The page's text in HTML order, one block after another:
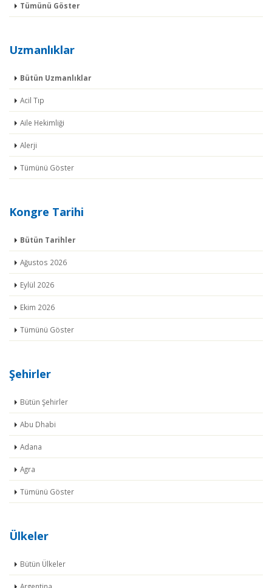
Tümünü Göster
Uzmanlıklar
Bütün Uzmanlıklar
Acil Tıp
Aile Hekimliği
Alerji
Tümünü Göster
Kongre Tarihi
Bütün Tarihler
Ağustos 2026
Eylül 2026
Ekim 2026
Tümünü Göster
Şehirler
Bütün Şehirler
Abu Dhabi
Adana
Agra
Tümünü Göster
Ülkeler
Bütün Ülkeler